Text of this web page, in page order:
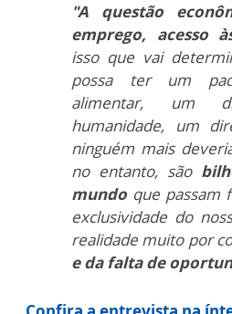
"A questão
emprego, acesso
isso que vai
possa ter um
alimentar, um
humanidade, um
ninguém mais
no entanto, são
mundo que passam
exclusividade do
realidade muito por
e da falta de